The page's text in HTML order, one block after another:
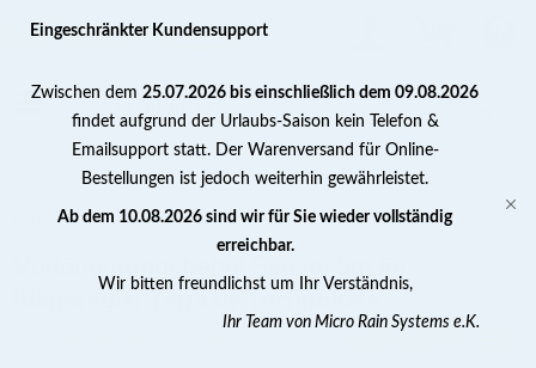
Sensoren / Fühler
Eingeschränkter Kundensupport
Zwischen dem 25.07.2026 bis einschließlich dem 09.08.2026
findet aufgrund der Urlaubs-Saison kein Telefon &
Emailsupport statt. Der Warenversand für Online-
Bestellungen ist jedoch weiterhin gewährleistet.
Ab dem 10.08.2026 sind wir für Sie wieder vollständig
erreichbar.
Wir bitten freundlichst um Ihr Verständnis,
Ihr Team von Micro Rain Systems e.K.